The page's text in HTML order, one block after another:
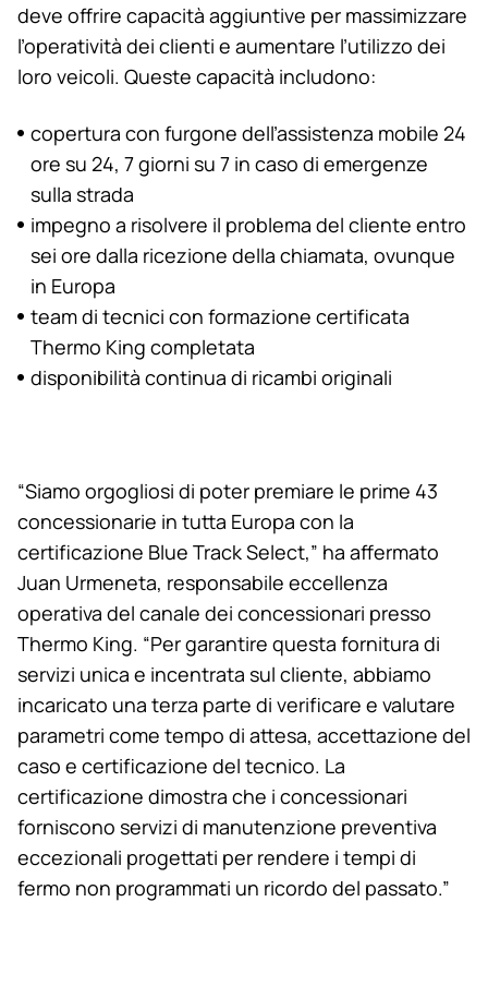
deve offrire capacità aggiuntive per massimizzare
l’operatività dei clienti e aumentare l’utilizzo dei
loro veicoli. Queste capacità includono:
copertura con furgone dell’assistenza mobile 24
ore su 24, 7 giorni su 7 in caso di emergenze
sulla strada
impegno a risolvere il problema del cliente entro
sei ore dalla ricezione della chiamata, ovunque
in Europa
team di tecnici con formazione certificata
Thermo King completata
disponibilità continua di ricambi originali
“Siamo orgogliosi di poter premiare le prime 43
concessionarie in tutta Europa con la
certificazione Blue Track Select,” ha affermato
Juan Urmeneta, responsabile eccellenza
operativa del canale dei concessionari presso
Thermo King. “Per garantire questa fornitura di
servizi unica e incentrata sul cliente, abbiamo
incaricato una terza parte di verificare e valutare
parametri come tempo di attesa, accettazione del
caso e certificazione del tecnico. La
certificazione dimostra che i concessionari
forniscono servizi di manutenzione preventiva
eccezionali progettati per rendere i tempi di
fermo non programmati un ricordo del passato.”